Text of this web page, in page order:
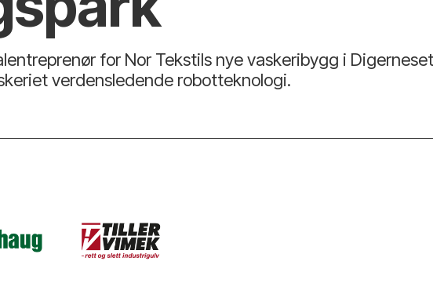
for Nor Tekstils nye vaskeribygg i
verdensledende robotteknologi.